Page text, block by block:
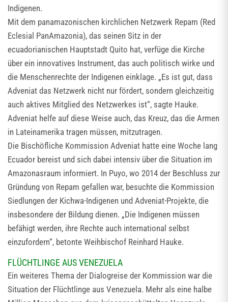
Indigenen.
Mit dem panamazonischen kirchlichen Netzwerk Repam (Red
Eclesial PanAmazonia), das seinen Sitz in der
ecuadorianischen Hauptstadt Quito hat, verfüge die Kirche
über ein innovatives Instrument, das auch politisch wirke und
die Menschenrechte der Indigenen einklage. „Es ist gut, dass
Adveniat das Netzwerk nicht nur fördert, sondern gleichzeitig
auch aktives Mitglied des Netzwerkes ist“, sagte Hauke.
Adveniat helfe auf diese Weise auch, das Kreuz, das die Armen
in Lateinamerika tragen müssen, mitzutragen.
Die Bischöfliche Kommission Adveniat hatte eine Woche lang
Ecuador bereist und sich dabei intensiv über die Situation im
Amazonasraum informiert. In Puyo, wo 2014 der Beschluss zur
Gründung von Repam gefallen war, besuchte die Kommission
Siedlungen der Kichwa-Indigenen und Adveniat-Projekte, die
insbesondere der Bildung dienen. „Die Indigenen müssen
befähigt werden, ihre Rechte auch international selbst
einzufordern“, betonte Weihbischof Reinhard Hauke.
FLÜCHTLINGE AUS VENEZUELA
Ein weiteres Thema der Dialogreise der Kommission war die
Situation der Flüchtlinge aus Venezuela. Mehr als eine halbe